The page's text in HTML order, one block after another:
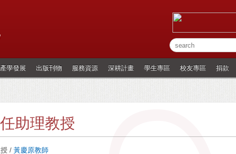
產學發展 出版刊物 服務資源 深耕計畫 學生專區 校友專區 捐款
助理教授
/ 黃慶原教師